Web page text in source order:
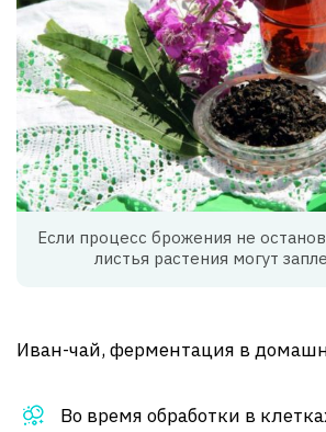
Если процесс брожения не
листья растения могут
Иван-чай, ферментация в
Во время обработки в